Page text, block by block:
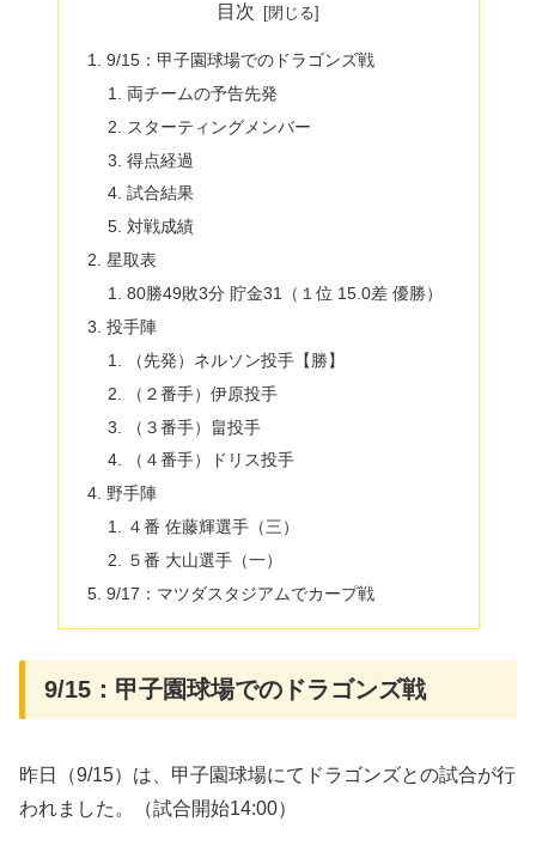
目次
9/15：甲子園球場でのドラゴンズ戦
両チームの予告先発
スターティングメンバー
得点経過
試合結果
対戦成績
星取表
80勝49敗3分 貯金31（１位 15.0差 優勝）
投手陣
（先発）ネルソン投手【勝】
（２番手）伊原投手
（３番手）畠投手
（４番手）ドリス投手
野手陣
４番 佐藤輝選手（三）
５番 大山選手（一）
9/17：マツダスタジアムでカープ戦
9/15：甲子園球場でのドラゴンズ戦
昨日（9/15）は、甲子園球場にてドラゴンズとの試合が行
われました。（試合開始14:00）